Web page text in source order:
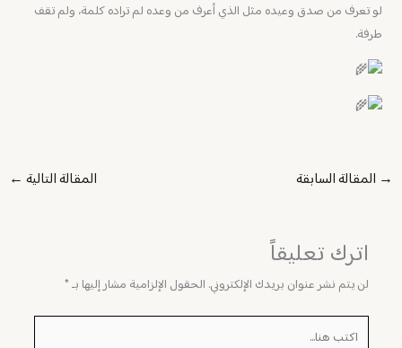
لو تعرف من صدق وعيده مثل الذي أعرف من وعده لم تراده كلمة، ولم تقف
طرفة.
→ المقالة السابقة المقالة التالية ←
اترك تعليقاً
لن يتم نشر عنوان بريدك الإلكتروني. الحقول الإلزامية مشار إليها بـ*